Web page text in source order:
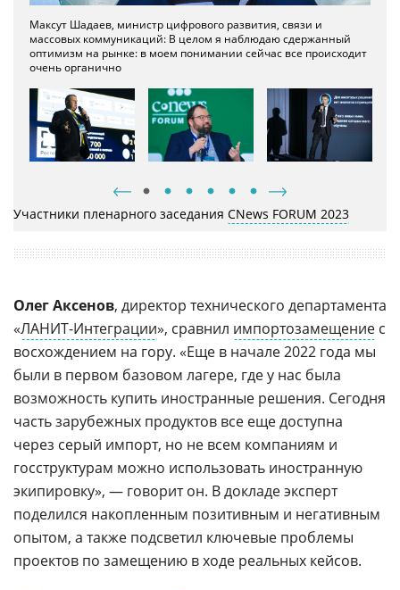
Максут Шадаев, министр цифрового развития, связи и
массовых коммуникаций: В целом я наблюдаю сдержанный
оптимизм на рынке: в моем понимании сейчас все происходит
очень органично
Андрей Врацкий
, CEO eXpress: Скоро все, что сегодня доступно
на корпоративном компьютере, будет в супераппе
Участники пленарного заседания CNews FORUM 2023
Олег Аксенов, директор технического департамента
«ЛАНИТ-Интеграции», сравнил импортозамещение с
восхождением на гору. «Еще в начале 2022 года мы
были в первом базовом лагере, где у нас была
возможность купить иностранные решения. Сегодня
часть зарубежных продуктов все еще доступна
через серый импорт, но не всем компаниям и
госструктурам можно использовать иностранную
экипировку», — говорит он. В докладе эксперт
поделился накопленным позитивным и негативным
опытом, а также подсветил ключевые проблемы
проектов по замещению в ходе реальных кейсов.